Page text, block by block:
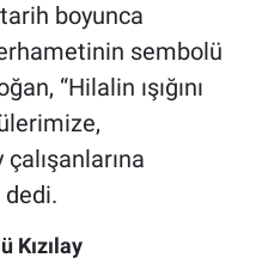
tarih boyunca
sembolü
“Hilalin ışığını
çalışanlarına
dedi.
Kızılay